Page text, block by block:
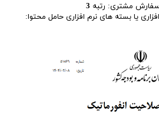
سفارش مشتری​​​​: رتبه 3
یا بسته های نرم افزاری حامل محتوا: